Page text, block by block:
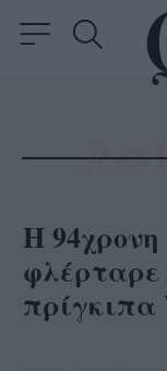
Η
φλέρταρε
πρίγκιπα